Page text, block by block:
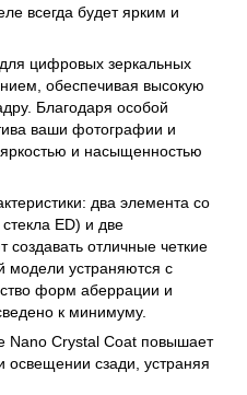
всегда будет ярким и
цифровых зеркальных
обеспечивая высокую
Благодаря особой
ваши фотографии и
яркостью и насыщенностью
два элемента со
ED) и две
отличные четкие
модели устраняются с
форм аберрации и
к минимуму.
Nano Crystal Coat повышает
освещении сзади, устраняя